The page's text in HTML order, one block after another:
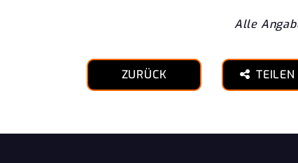
Alle
ZURÜCK TEILEN